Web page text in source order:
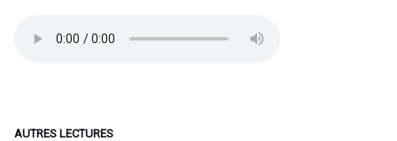
AUTRES LECTURES